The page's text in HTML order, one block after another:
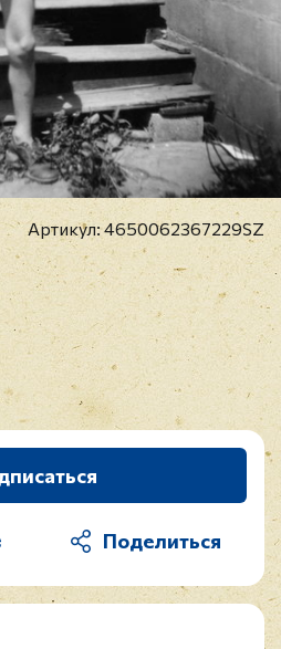
Артикул:4650062367229SZ